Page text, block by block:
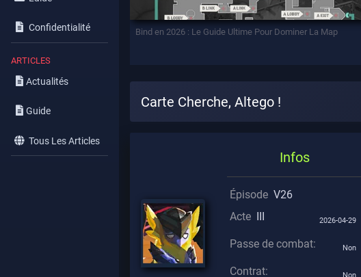
Confidentialité
ARTICLES
Actualités
Guide
Tous Les Articles
Bind en 2026 : Le Guide Ultime Pour Dominer La Map
Carte Cherche, Altego !
Infos
Épisode V26
Acte III 2026-04-29
Passe de combat: Non
Contrat: Non